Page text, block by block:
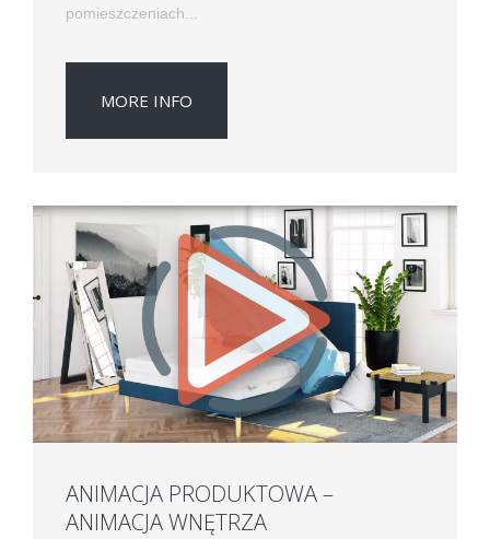
pomieszczeniach...
MORE INFO
ANIMACJA PRODUKTOWA –
ANIMACJA WNĘTRZA